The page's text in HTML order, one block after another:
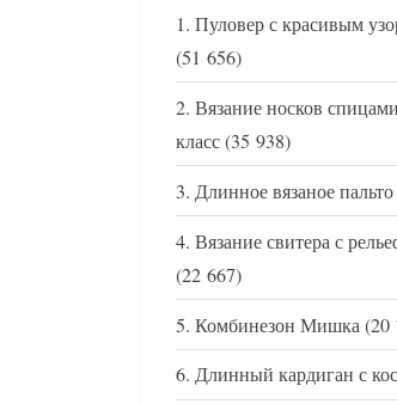
Пуловер с красивым
(51 656)
Вязание носков
класс(35 938)
Длинное вязаное пальто
Вязание свитера с
(22 667)
Комбинезон Мишка(20
Длинный кардиган с